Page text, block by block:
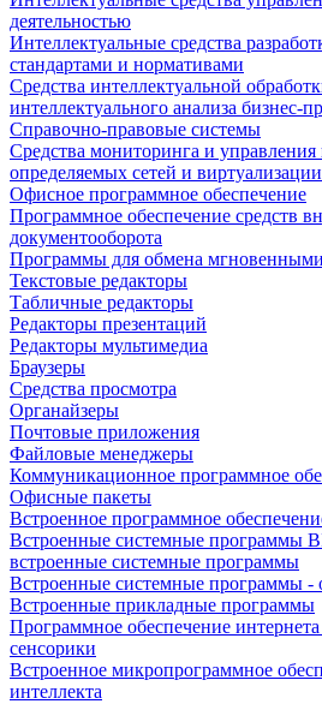
деятельностью
Интеллектуальные средства
стандартами и нормативами
Средства интеллектуальной
интеллектуального анализа бизнес-
Справочно-правовые системы
Средства мониторинга и
определяемых сетей и
Офисное программное обеспечение
Программное обеспечение средств
документооборота
Программы для обмена
Текстовые редакторы
Табличные редакторы
Редакторы презентаций
Редакторы мультимедиа
Браузеры
Средства просмотра
Органайзеры
Почтовые приложения
Файловые менеджеры
Коммуникационное программное
Офисные пакеты
Встроенное программное
Встроенные системные программы
встроенные системные программы
Встроенные системные программы -
Встроенные прикладные программы
Программное обеспечение
сенсорики
Встроенное микропрограммное
интеллекта